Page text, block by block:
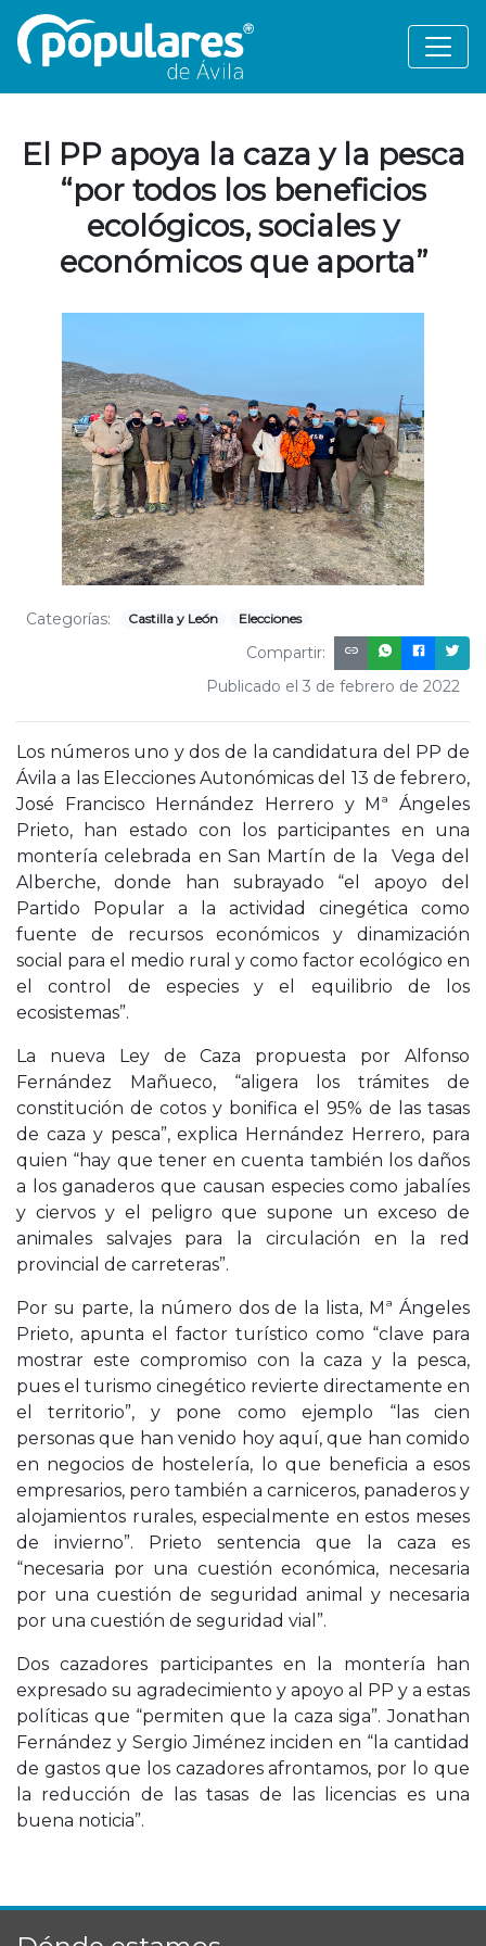
El PP apoya la caza y la pesca
“por todos los beneficios
ecológicos, sociales y
económicos que aporta”
Categorías: Castilla y León Elecciones
Compartir:
Publicado el 3 de febrero de 2022
Los números uno y dos de la candidatura del PP de
Ávila a las Elecciones Autonómicas del 13 de febrero,
José Francisco Hernández Herrero y Mª Ángeles
Prieto, han estado con los participantes en una
montería celebrada en San Martín de la Vega del
Alberche, donde han subrayado “el apoyo del
Partido Popular a la actividad cinegética como
fuente de recursos económicos y dinamización
social para el medio rural y como factor ecológico en
el control de especies y el equilibrio de los
ecosistemas”.
La nueva Ley de Caza propuesta por Alfonso
Fernández Mañueco, “aligera los trámites de
constitución de cotos y bonifica el 95% de las tasas
de caza y pesca”, explica Hernández Herrero, para
quien “hay que tener en cuenta también los daños
a los ganaderos que causan especies como jabalíes
y ciervos y el peligro que supone un exceso de
animales salvajes para la circulación en la red
provincial de carreteras”.
Por su parte, la número dos de la lista, Mª Ángeles
Prieto, apunta el factor turístico como “clave para
mostrar este compromiso con la caza y la pesca,
pues el turismo cinegético revierte directamente en
el territorio”, y pone como ejemplo “las cien
personas que han venido hoy aquí, que han comido
en negocios de hostelería, lo que beneficia a esos
empresarios, pero también a carniceros, panaderos y
alojamientos rurales, especialmente en estos meses
de invierno”. Prieto sentencia que la caza es
“necesaria por una cuestión económica, necesaria
por una cuestión de seguridad animal y necesaria
por una cuestión de seguridad vial”.
Dos cazadores participantes en la montería han
expresado su agradecimiento y apoyo al PP y a estas
políticas que “permiten que la caza siga”. Jonathan
Fernández y Sergio Jiménez inciden en “la cantidad
de gastos que los cazadores afrontamos, por lo que
la reducción de las tasas de las licencias es una
buena noticia”.